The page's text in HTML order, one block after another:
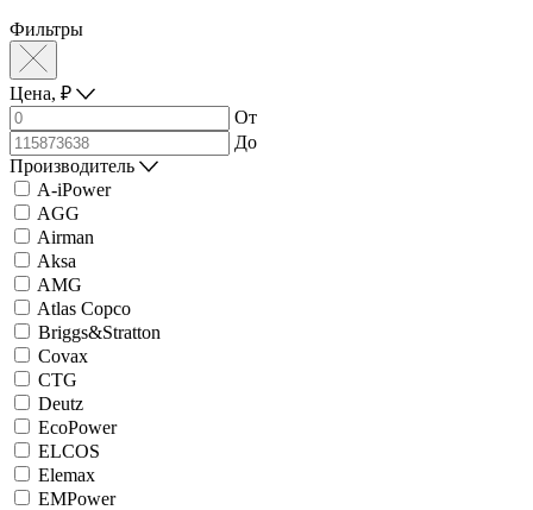
Фильтры
Цена, ₽
От
До
Производитель
A-iPower
AGG
Airman
Aksa
AMG
Atlas Copco
Briggs&Stratton
Covax
CTG
Deutz
EcoPower
ELCOS
Elemax
EMPower